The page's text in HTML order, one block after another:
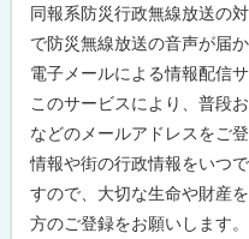
同報系防災行政無線放送の
で防災無線放送の音声が届
電子メールによる情報配信
このサービスにより、普段
などのメールアドレスをご
情報や街の行政情報をいつ
すので、大切な生命や財産
方のご登録をお願いします。